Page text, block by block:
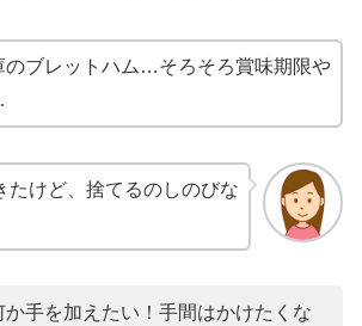
のブレットハム…そろそろ賞味期限や
たけど、捨てるのしのびな
か手を加えたい！手間はかけたくな